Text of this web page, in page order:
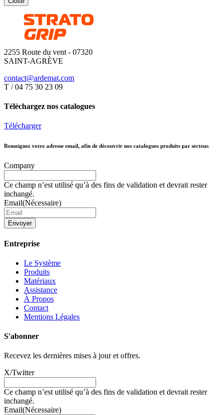
2255 Route du vent - 07320
SAINT-AGRÈVE
contact@ardemat.com
T / 04 75 30 23 09
Téléchargez nos catalogues
Télécharger
Renseignez votre adresse email, afin de découvrir nos catalogues produits par secteur.
Company
Ce champ n’est utilisé qu’à des fins de validation et devrait rester
inchangé.
Email(Nécessaire)
Envoyer
Entreprise
Le Système
Produits
Matériaux
Assistance
À Propos
Contact
Mentions Légales
S'abonner
Recevez les dernières mises à jour et offres.
X/Twitter
Ce champ n’est utilisé qu’à des fins de validation et devrait rester
inchangé.
Email(Nécessaire)